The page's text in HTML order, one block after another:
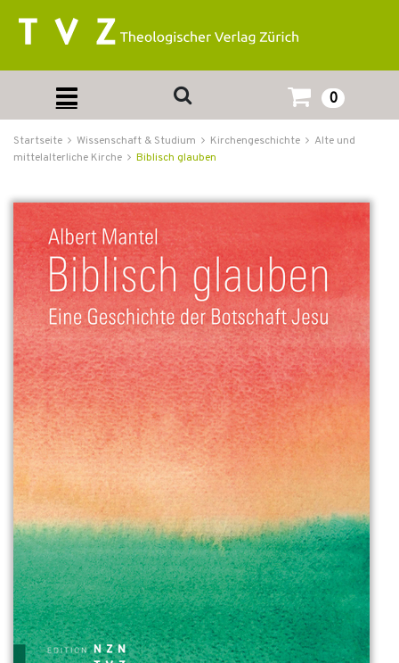
0
Startseite Wissenschaft & Studium Kirchengeschichte
Alte und
mittelalterliche Kirche
Biblisch glauben